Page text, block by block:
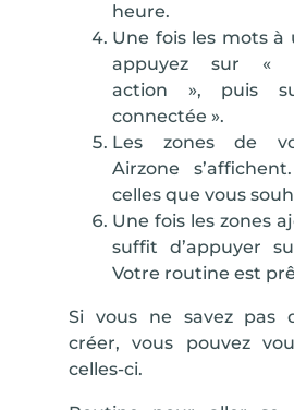
heure.
Une fois les mots à
appuyez sur «
action », puis
connectée ».
Les zonesde
Airzone
celles que vous
Une fois les zones
suffit d’appuyer
Votre routine est
Si vous ne savez pas
créer, vous pouvez
celles-ci.